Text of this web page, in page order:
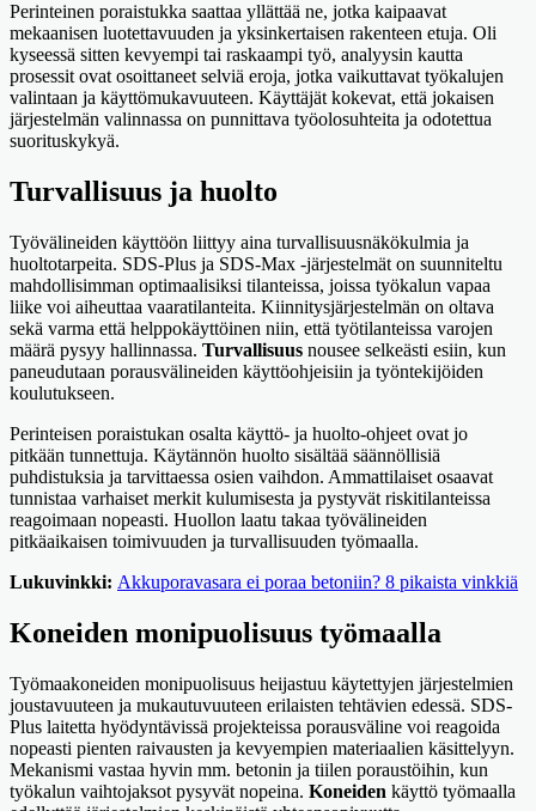
Perinteinen poraistukka saattaa yllättää ne, jotka kaipaavat
mekaanisen luotettavuuden ja yksinkertaisen rakenteen etuja. Oli
kyseessä sitten kevyempi tai raskaampi työ, analyysin kautta
prosessit ovat osoittaneet selviä eroja, jotka vaikuttavat työkalujen
valintaan ja käyttömukavuuteen. Käyttäjät kokevat, että jokaisen
järjestelmän valinnassa on punnittava työolosuhteita ja odotettua
suorituskykyä.
Turvallisuus ja huolto
Työvälineiden käyttöön liittyy aina turvallisuusnäkökulmia ja
huoltotarpeita. SDS-Plus ja SDS-Max -järjestelmät on suunniteltu
mahdollisimman optimaalisiksi tilanteissa, joissa työkalun vapaa
liike voi aiheuttaa vaaratilanteita. Kiinnitysjärjestelmän on oltava
sekä varma että helppokäyttöinen niin, että työtilanteissa varojen
määrä pysyy hallinnassa. Turvallisuus nousee selkeästi esiin, kun
paneudutaan porausvälineiden käyttöohjeisiin ja työntekijöiden
koulutukseen.
Perinteisen poraistukan osalta käyttö- ja huolto-ohjeet ovat jo
pitkään tunnettuja. Käytännön huolto sisältää säännöllisiä
puhdistuksia ja tarvittaessa osien vaihdon. Ammattilaiset osaavat
tunnistaa varhaiset merkit kulumisesta ja pystyvät riskitilanteissa
reagoimaan nopeasti. Huollon laatu takaa työvälineiden
pitkäaikaisen toimivuuden ja turvallisuuden työmaalla.
Lukuvinkki: Akkuporavasara ei poraa betoniin? 8 pikaista vinkkiä
Koneiden monipuolisuus työmaalla
Työmaakoneiden monipuolisuus heijastuu käytettyjen järjestelmien
joustavuuteen ja mukautuvuuteen erilaisten tehtävien edessä. SDS-
Plus laitetta hyödyntävissä projekteissa porausväline voi reagoida
nopeasti pienten raivausten ja kevyempien materiaalien käsittelyyn.
Mekanismi vastaa hyvin mm. betonin ja tiilen poraustöihin, kun
työkalun vaihtojaksot pysyvät nopeina. Koneiden käyttö työmaalla